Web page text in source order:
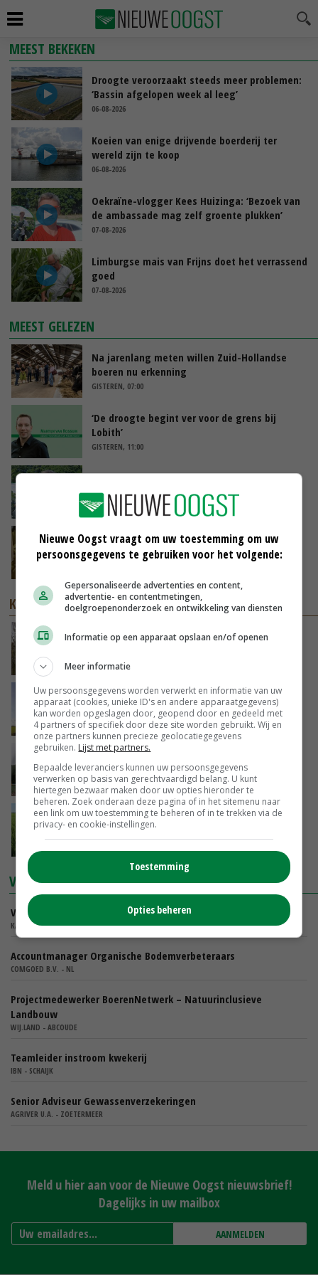
MEEST BEKEKEN
Droogte veroorzaakt steeds meer problemen:
‘Bassin afgelopen week al leeg’
06-08-2026
Koeien van enige drijvende boerderij ter
wereld zijn te koop
06-08-2026
Oekraïne-vlogger Kees Huizinga: ‘Bezoek van
de ambassade mag zelf groente plukken’
07-08-2026
Limburgse mais van Frijns doet het verrassend
goed
07-08-2026
MEEST GELEZEN
Na jarenlang meten willen Zuid-Hollandse
boeren nu erkenning
GISTEREN, 07:00
‘De droogte begint ver voor de grens bij
Lobith’
GISTEREN, 11:00
Oekraïne-vlogger Kees Huizinga: ‘Bezoek van
de ambassade mag zelf groente plukken’
07-08-2026
Aandeel China in wereldwijde fritesexport
neemt verder toe
KENNISPARTNERS
‘Meeldauw kan ons zomaar weer eens
BAYER CROP SCIENCE
Bij CONO aan tafel: De stap naar de nieuwe
tijd
CONO KAASMAKERS
‘In de bestrijding van trips hangt alles met
elkaar samen’
AGRIFIRM
Zijn bladmeststoffen een goed alternatief
voor dure kunstmest?
VACATURES
Verkoper Binnendienst Glastuinbouw
KARO BV - ZWAAGDIJK, NOORD-HOLLAND,
Accountmanager Organische Bodemverbeteraars
COMGOED B.V. - NL
Projectmedewerker BoerenNetwerk – Natuurinclusieve
Landbouw
WIJ.LAND - ABCOUDE
Teamleider instroom kwekerij
IBN - SCHAIJK
Senior Adviseur Gewassenverzekeringen
AGRIVER U.A. - ZOETERMEER
Meld u hier aan voor de Nieuwe Oogst nieuwsbrief!
Dagelijks in uw mailbox
AANMELDEN
Nieuwe Oogst vraagt om uw toestemming om uw
persoonsgegevens te gebruiken voor het volgende:
Gepersonaliseerde advertenties en content,
advertentie- en contentmetingen,
doelgroepenonderzoek en ontwikkeling van diensten
Informatie op een apparaat opslaan en/of openen
Meer informatie
Uw persoonsgegevens worden verwerkt en informatie van uw
apparaat (cookies, unieke ID's en andere apparaatgegevens)
kan worden opgeslagen door, geopend door en gedeeld met
4 partners of specifiek door deze site worden gebruikt. Wij en
onze partners kunnen precieze geolocatiegegevens
gebruiken. Lijst met partners.
Bepaalde leveranciers kunnen uw persoonsgegevens
verwerken op basis van gerechtvaardigd belang. U kunt
hiertegen bezwaar maken door uw opties hieronder te
beheren. Zoek onderaan deze pagina of in het sitemenu naar
een link om uw toestemming te beheren of in te trekken via de
privacy- en cookie-instellingen.
Toestemming
Opties beheren